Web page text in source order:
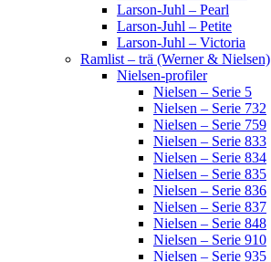
Larson-Juhl – Pearl
Larson-Juhl – Petite
Larson-Juhl – Victoria
Ramlist – trä (Werner & Nielsen)
Nielsen-profiler
Nielsen – Serie 5
Nielsen – Serie 732
Nielsen – Serie 759
Nielsen – Serie 833
Nielsen – Serie 834
Nielsen – Serie 835
Nielsen – Serie 836
Nielsen – Serie 837
Nielsen – Serie 848
Nielsen – Serie 910
Nielsen – Serie 935